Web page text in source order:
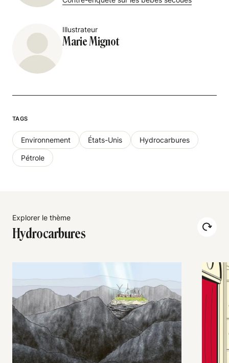
Illustrateur
Marie Mignot
TAGS
Environnement États-Unis Hydrocarbures
Pétrole
Explorer le thème
Hydrocarbures